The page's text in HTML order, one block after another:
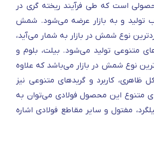
است که طی فرآیند ریخته گری در
تولید و به بازار عرضه می‌شود. شمش
نوع شمش در بازار به شمار می‌آید،
متنوعی تولید می‌شود. بیلت، بلوم و
نوع شمش در بازار می‌باشد که علاوه
ظاهری، کاربرد و گریدهای متنوعی نیز
متنوع این محصول فولادی می‌توان به
مفتول و سایر مقاطع فولادی اشاره